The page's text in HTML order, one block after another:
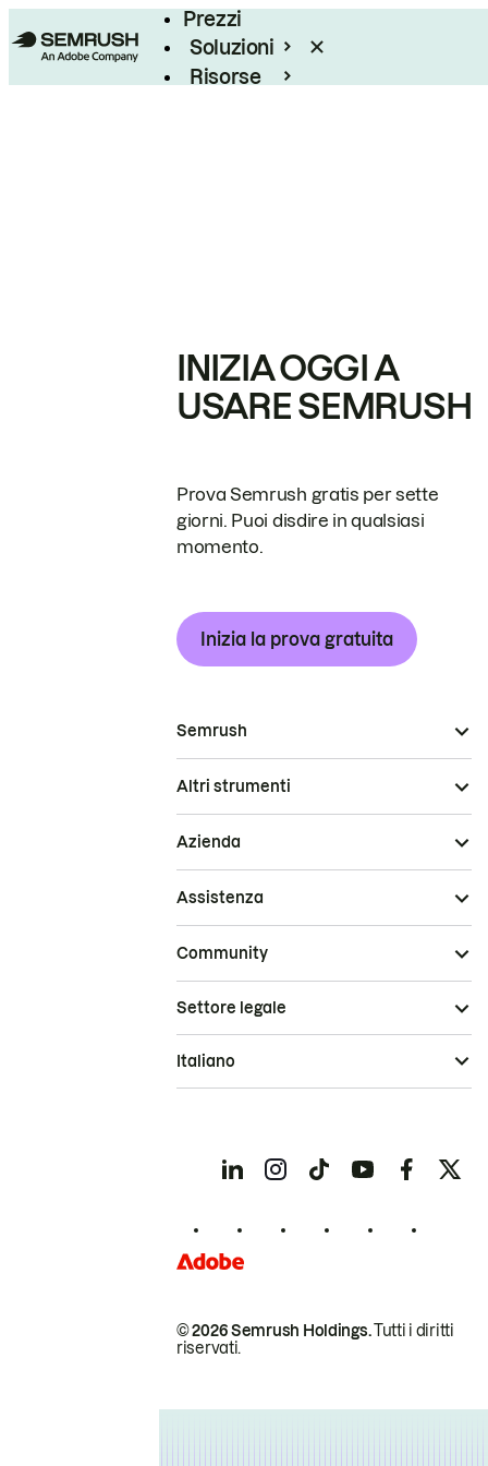
Prezzi
Soluzioni
Risorse
INIZIA OGGI A
USARE SEMRUSH
Prova Semrush gratis per sette
giorni. Puoi disdire in qualsiasi
momento.
Inizia la prova gratuita
Semrush
Altri strumenti
Azienda
Assistenza
Community
© 2026 Semrush Holdings.Tutti i diritti
riservati.
Settore legale
Italiano